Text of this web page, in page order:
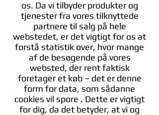
os. Da vi tilbyder produkter og
tjenester fra vores tilknyttede
partnere til salg på hele
webstedet, er det vigtigt for os at
forstå statistik over, hvor mange
af de besøgende på vores
websted, der rent faktisk
foretager et køb – det er denne
form for data, som sådanne
cookies vil spore . Dette er vigtigt
for dig, da det betyder, at vi og